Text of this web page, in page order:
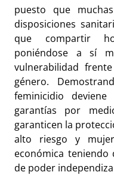
puesto que
disposiciones
que compartir
poniéndose a sí
vulnerabilidad
género.
feminicidio
garantías por
garanticen la
alto riesgo y
económica
de poder